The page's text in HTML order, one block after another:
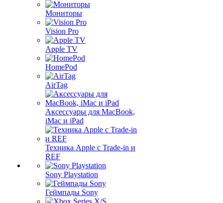
Мониторы
Vision Pro
Apple TV
HomePod
AirTag
Аксессуары для MacBook,
iMac и iPad
Техника Apple с Trade-in и
REF
Sony Playstation
Геймпады Sony